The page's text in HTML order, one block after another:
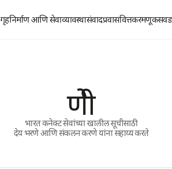
गृहनिर्माण आणि सेवाव्यावस्थासंवादप्रवासवित्तकरमणूकसवड
श्रेणी
भारत कनेक्ट सेवांच्या खालील सूचीसाठी
देय भरणे आणि संकलन करणे यांना सहाय्य करते